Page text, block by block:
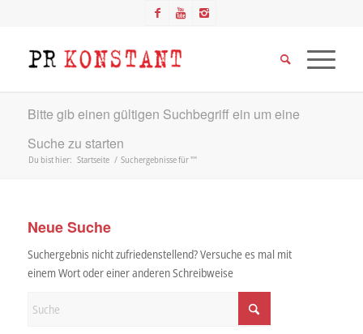
Bitte gib einen gültigen Suchbegriff ein um eine
Suche zu starten
Du bist hier: Startseite / Suchergebnisse für ""
Neue Suche
Suchergebnis nicht zufriedenstellend? Versuche es mal mit
einem Wort oder einer anderen Schreibweise